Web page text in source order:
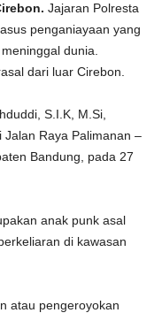
Jajaran Polresta
penganiayaan yang
dunia.
dari luar Cirebon.
S.I.K, M.Si,
Raya Palimanan –
Bandung, pada 27
anak punk asal
di kawasan
atau pengeroyokan